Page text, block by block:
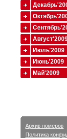
Июль'2009
Июнь'2009
Май'2009
Архив номеров
Политика